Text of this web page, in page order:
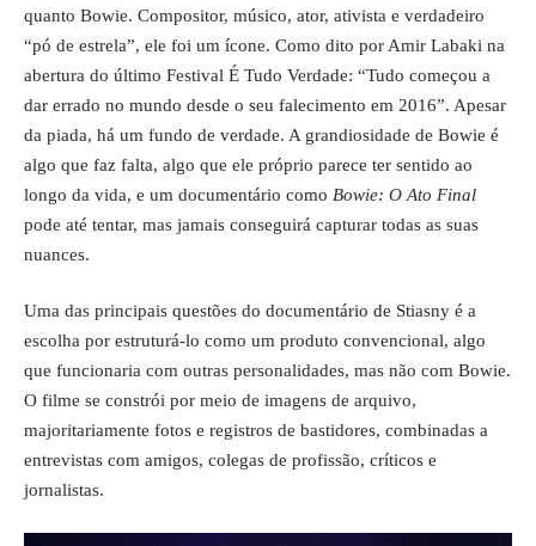
quanto Bowie. Compositor, músico, ator, ativista e verdadeiro
“pó de estrela”, ele foi um ícone. Como dito por Amir Labaki na
abertura do último Festival É Tudo Verdade: “Tudo começou a
dar errado no mundo desde o seu falecimento em 2016”. Apesar
da piada, há um fundo de verdade. A grandiosidade de Bowie é
algo que faz falta, algo que ele próprio parece ter sentido ao
longo da vida, e um documentário como Bowie: O Ato Final
pode até tentar, mas jamais conseguirá capturar todas as suas
nuances.
Uma das principais questões do documentário de Stiasny é a
escolha por estruturá-lo como um produto convencional, algo
que funcionaria com outras personalidades, mas não com Bowie.
O filme se constrói por meio de imagens de arquivo,
majoritariamente fotos e registros de bastidores, combinadas a
entrevistas com amigos, colegas de profissão, críticos e
jornalistas.